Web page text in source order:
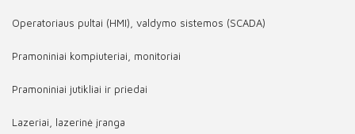
Operatoriaus pultai (HMI), valdymo sistemos (SCADA)
Pramoniniai kompiuteriai, monitoriai
Pramoniniai jutikliai ir priedai
Lazeriai, lazerinė įranga